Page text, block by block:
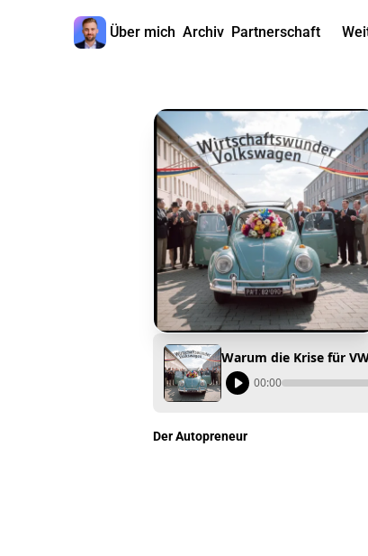
Über mich Archiv Partnerschaft
Warum die Krise für
00:00
Der Autopreneur